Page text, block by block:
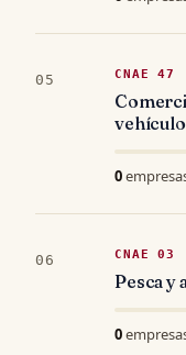
05 CNAE 47
0
06 CNAE 03
Pesca y
0